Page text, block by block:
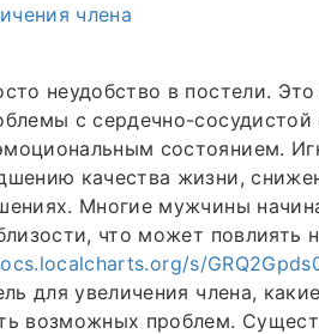
члена
неудобство в постели. Это
с сердечно-сосудистой
состоянием.
качества жизни,
Многие мужчины
что может повлиять
s/
для увеличения члена,
возможных проблем.